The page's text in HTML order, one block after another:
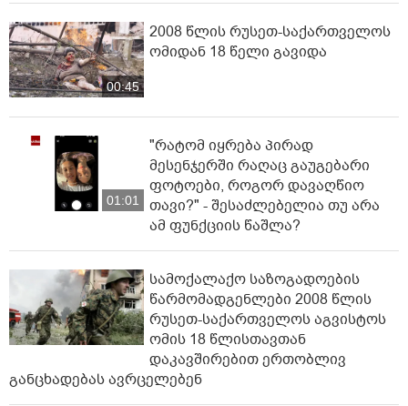
00:45
2008 წლის რუსეთ-საქართველოს
ომიდან 18 წელი გავიდა
01:01
"რატომ იყრება პირად
მესენჯერში რაღაც გაუგებარი
ფოტოები, როგორ დავაღწიო
თავი?" - შესაძლებელია თუ არა
ამ ფუნქციის წაშლა?
სამოქალაქო საზოგადოების
წარმომადგენლები 2008 წლის
რუსეთ-საქართველოს აგვისტოს
ომის 18 წლისთავთან
დაკავშირებით ერთობლივ
განცხადებას ავრცელებენ